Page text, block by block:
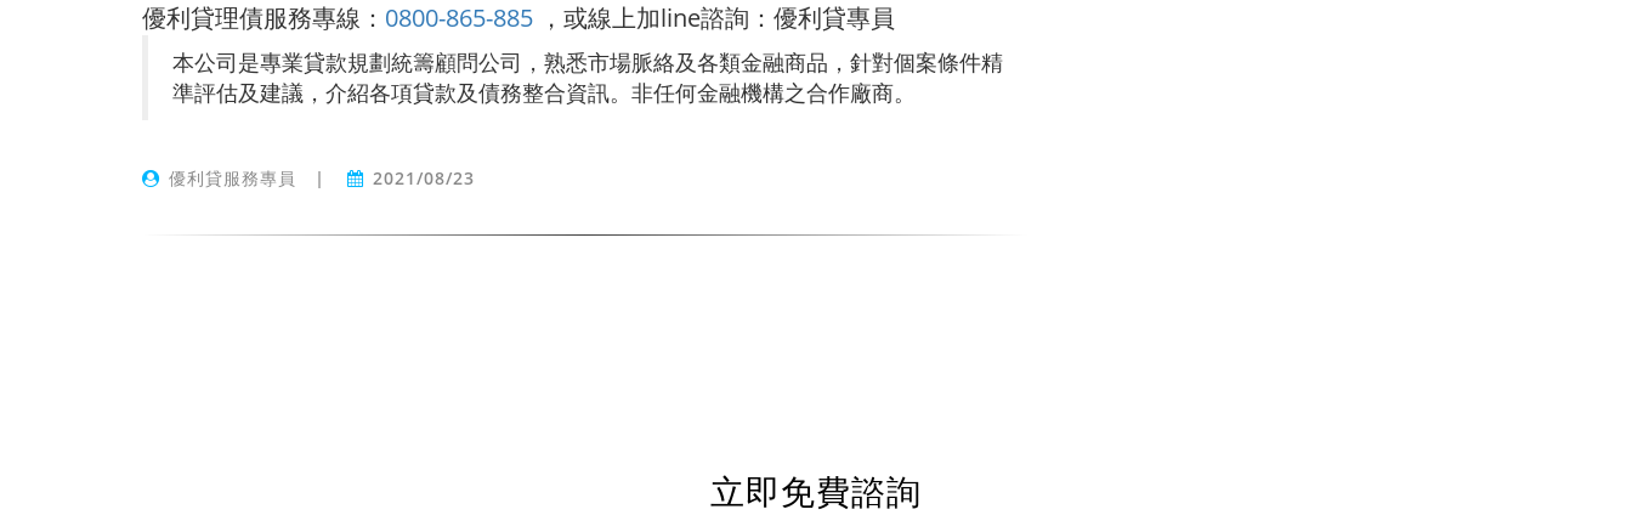
優利貸理債服務專線： 0800-865-885 ，或線上加line諮詢：優利貸專員
本公司是專業貸款規劃統籌顧問公司，熟悉市場脈絡及各類金融商品，針對個案條件精
準評估及建議，介紹各項貸款及債務整合資訊。非任何金融機構之合作廠商。
優利貸服務專員 | 2021/08/23
立即免費諮詢